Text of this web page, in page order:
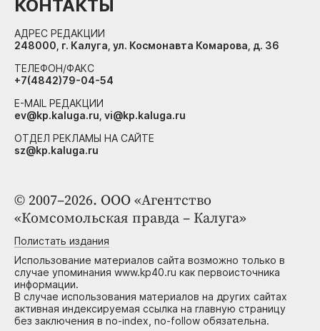
© 2007–2026. ООО «Агентство
«Комсомольская правда – Калуга»
Полистать издания
Использование материалов сайта возможно только в
случае упоминания www.kp40.ru как первоисточника
информации.
В случае использования материалов на других сайтах
активная индексируемая ссылка на главную страницу
без заключения в no-index, no-follow обязательна.
КОНТАКТЫ
АДРЕС РЕДАКЦИИ
248000, г. Калуга, ул. Космонавта Комарова, д. 36
ТЕЛЕФОН/ФАКС
+7(4842)79-04-54
E-MAIL РЕДАКЦИИ
ev@kp.kaluga.ru, vi@kp.kaluga.ru
ОТДЕЛ РЕКЛАМЫ НА САЙТЕ
sz@kp.kaluga.ru